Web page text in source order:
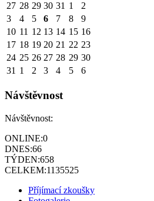
27 28 29 30 31 1
2
3
4 5 6 7 8
9
10 11 12 13 14 15 16
17 18 19 20 21 22 23
24 25 26 27 28 29 30
31 1 2 3 4 5 6
Návštěvnost
Návštěvnost:
ONLINE:0
DNES:66
TÝDEN:658
CELKEM:1135525
Příjímací zkoušky